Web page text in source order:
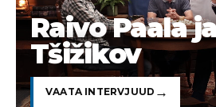
Raivo Paala
Tšižikov
VAATA INTERVJUUD